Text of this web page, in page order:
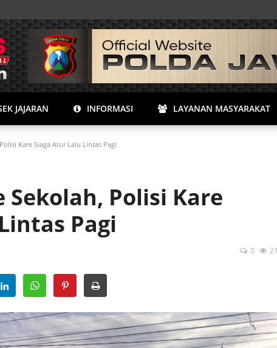
JAJARAN INFORMASI LAYANAN MASYARAKAT
Kare Siaga Atur Lalu Lintas Pagi
Sekolah, Polisi Kare
Pagi
0 21